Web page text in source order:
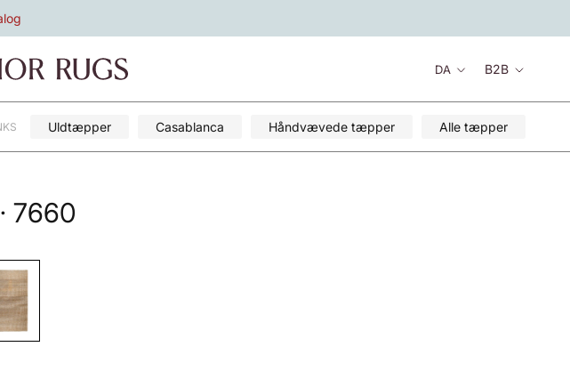
Sprog
DA B2B
Uldtæpper Casablanca Håndvævede tæpper Alle tæpper
7660